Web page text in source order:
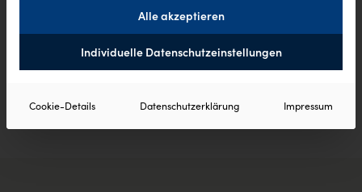
Alle akzeptieren
Individuelle Datenschutzeinstellungen
Cookie-Details Datenschutzerklärung Impressum